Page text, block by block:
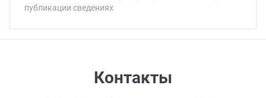
публикации сведениях
Контакты